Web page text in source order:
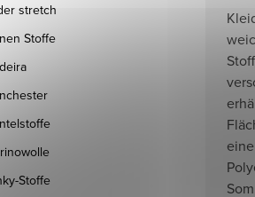
stretch
Stoffe
Stoffe